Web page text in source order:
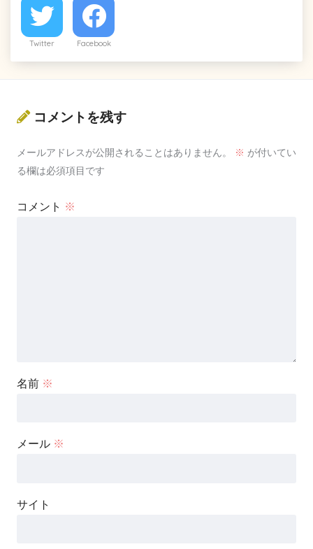
Twitter Facebook
コメントを残す
メールアドレスが公開されることはありません。 ※ が付いてい
る欄は必須項目です
コメント ※
名前 ※
メール ※
サイト